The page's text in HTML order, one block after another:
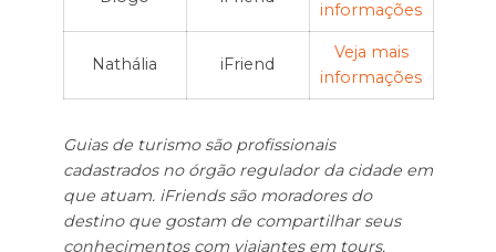
informações
Nathália iFriend
Veja mais
informações
Guias de turismo são profissionais
cadastrados no órgão regulador da cidade em
que atuam. iFriends são moradores do
destino que gostam de compartilhar seus
conhecimentos com viajantes em tours.